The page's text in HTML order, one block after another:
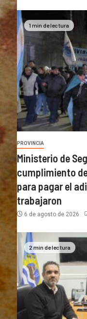
1 min de lectura
PROVINCIA
Ministerio de
cumplimiento
para pagar el
trabajaron
6 de agosto de 2026
2 min de lectura